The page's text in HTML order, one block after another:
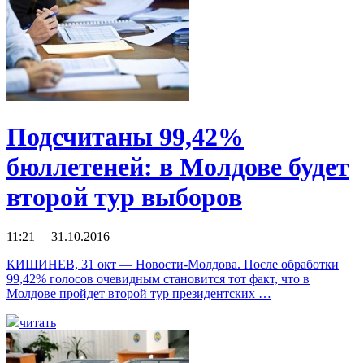
Подсчитаны 99,42%
бюллетеней: в Молдове будет
второй тур выборов
11:21 31.10.2016
КИШИНЕВ, 31 окт — Новости-Молдова. После обработки
99,42% голосов очевидным становится тот факт, что в
Молдове пройдет второй тур президентских …
читать